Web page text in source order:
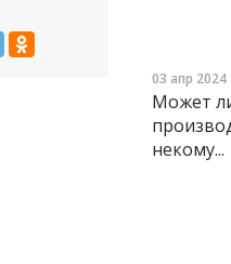
03 апр 2024
Может
некому...